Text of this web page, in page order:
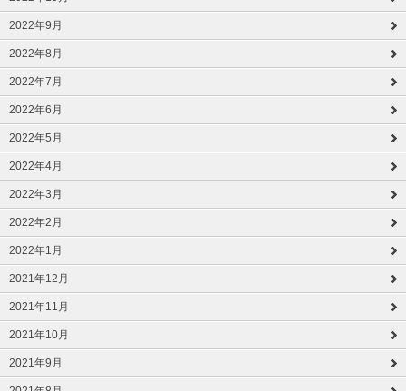
2022年9月
2022年8月
2022年7月
2022年6月
2022年5月
2022年4月
2022年3月
2022年2月
2022年1月
2021年12月
2021年11月
2021年10月
2021年9月